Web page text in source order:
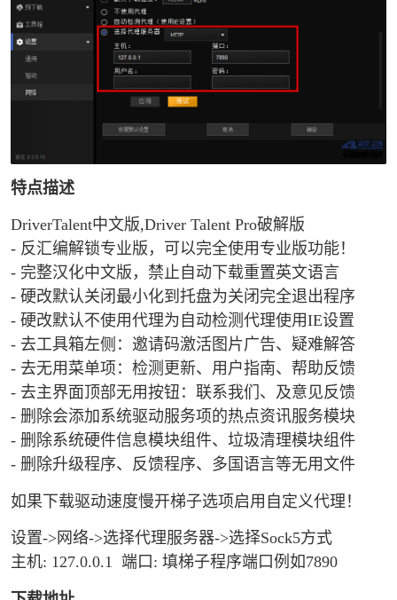
特点描述
DriverTalent中文版,Driver Talent Pro破解版
- 反汇编解锁专业版，可以完全使用专业版功能！
- 完整汉化中文版，禁止自动下载重置英文语言
- 硬改默认关闭最小化到托盘为关闭完全退出程序
- 硬改默认不使用代理为自动检测代理使用IE设置
- 去工具箱左侧：邀请码激活图片广告、疑难解答
- 去无用菜单项：检测更新、用户指南、帮助反馈
- 去主界面顶部无用按钮：联系我们、及意见反馈
- 删除会添加系统驱动服务项的热点资讯服务模块
- 删除系统硬件信息模块组件、垃圾清理模块组件
- 删除升级程序、反馈程序、多国语言等无用文件
如果下载驱动速度慢开梯子选项启用自定义代理！
设置->网络->选择代理服务器->选择Sock5方式
主机: 127.0.0.1 端口: 填梯子程序端口例如7890